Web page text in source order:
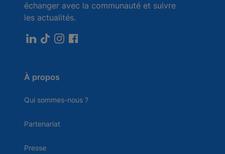
échanger avec la communauté et suivre
les actualités.
À propos
Qui sommes-nous ?
Partenariat
Presse